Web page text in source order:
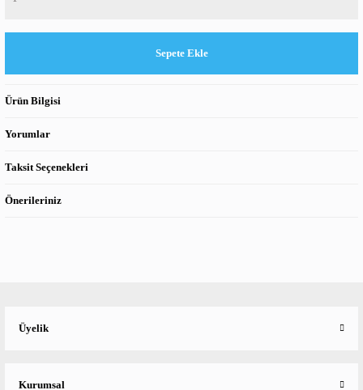
Sepete Ekle
Ürün Bilgisi
Yorumlar
Taksit Seçenekleri
Önerileriniz
Üyelik
Kurumsal